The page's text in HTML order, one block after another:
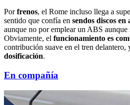
Porfrenos, el Rome incluso llega a
sentido que confía en sendos discos en
aunque no por emplear un ABS aunque
Obviamente, el funcionamiento es
contribución suave en el tren delantero,
dosificación.
En compañía